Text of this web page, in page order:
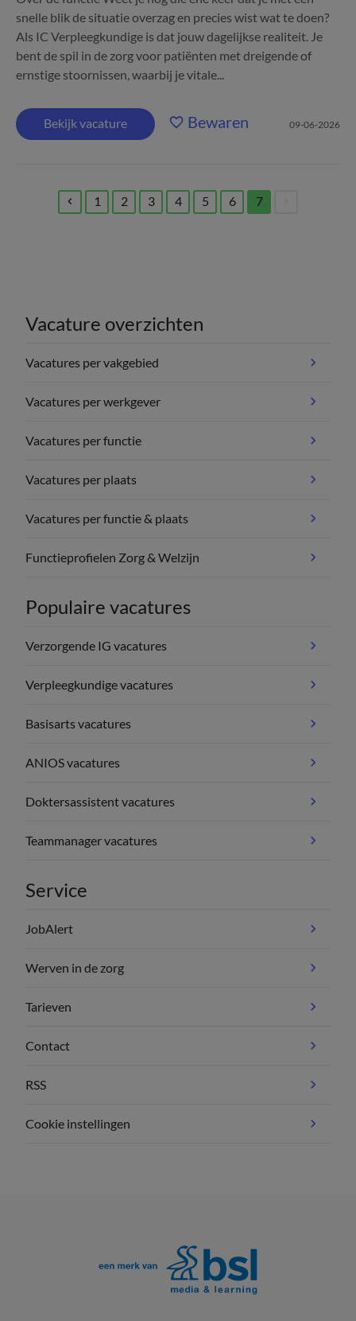
snelle blik de situatie overzag en precies wist wat te doen?
Als IC Verpleegkundige is dat jouw dagelijkse realiteit. Je
bent de spil in de zorg voor patiënten met dreigende of
ernstige stoornissen, waarbij je vitale...
Bekijk vacature Bewaren 09-06-2026
1 2 3 4 5 6
7
(current)
Vacature overzichten
Vacatures per vakgebied
Vacatures per werkgever
Vacatures per functie
Vacatures per plaats
Vacatures per functie & plaats
Functieprofielen Zorg & Welzijn
Populaire vacatures
Verzorgende IG vacatures
Verpleegkundige vacatures
Basisarts vacatures
ANIOS vacatures
Doktersassistent vacatures
Teammanager vacatures
Service
JobAlert
Werven in de zorg
Tarieven
Contact
RSS
Cookie instellingen